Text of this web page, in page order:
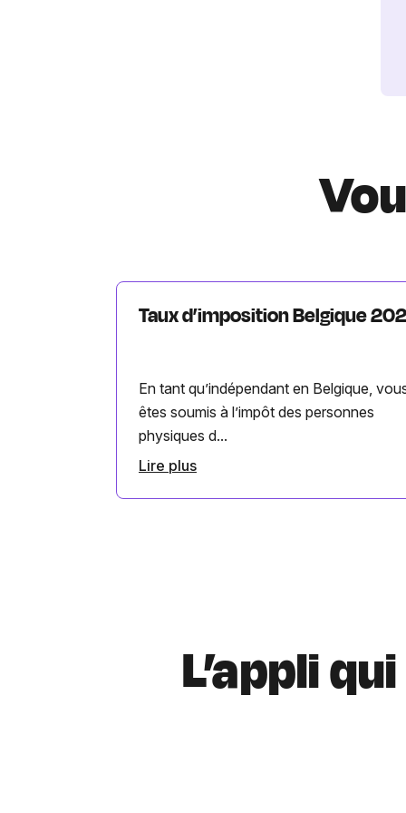
Taux d’imposition Belgique
En tant qu’indépendant en Belgique,
êtes soumis à l’impôt des personnes
physiques d...
Lire plus
L’appli